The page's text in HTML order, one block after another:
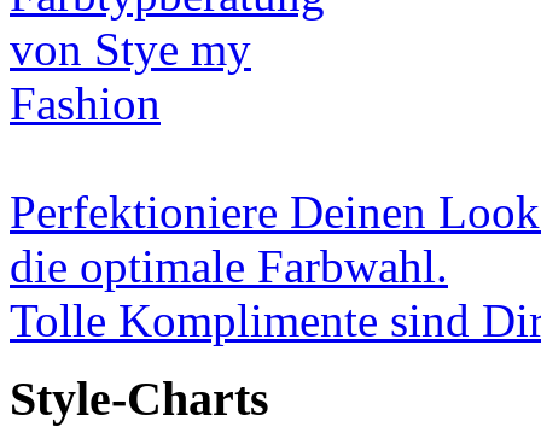
Perfektioniere Deinen
die optimale Farbwahl.
Tolle Komplimente sind
Style-Charts